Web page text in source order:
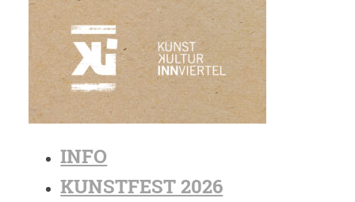
INFO
KUNSTFEST 2026